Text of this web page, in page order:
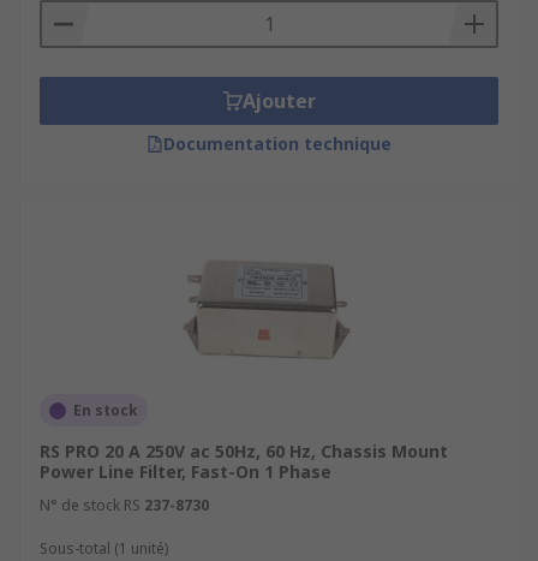
Ajouter
Documentation technique
En stock
RS PRO 20 A 250V ac 50Hz, 60 Hz, Chassis Mount
Power Line Filter, Fast-On 1 Phase
N° de stock RS 237-8730
Sous-total (1 unité)